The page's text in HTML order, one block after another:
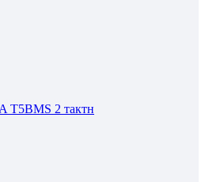
T5BMS 2 тактн